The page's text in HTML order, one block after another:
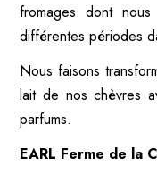
fromages dont
différentes périodes
Nous faisons
lait de nos chèvres
parfums.
EARL Ferme de la